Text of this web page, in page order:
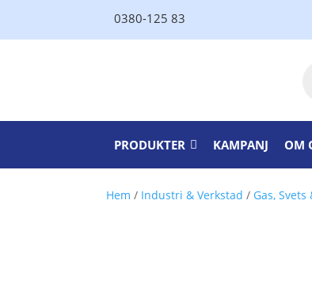
0380-125 83
PRODUKTER KAMPANJ OM
Hem / Industri & Verkstad / Gas,